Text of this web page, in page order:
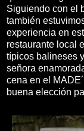
Siguiendo con el
también
experiencia en
restaurante local
típicos balineses
señora
cena en el
buena elección